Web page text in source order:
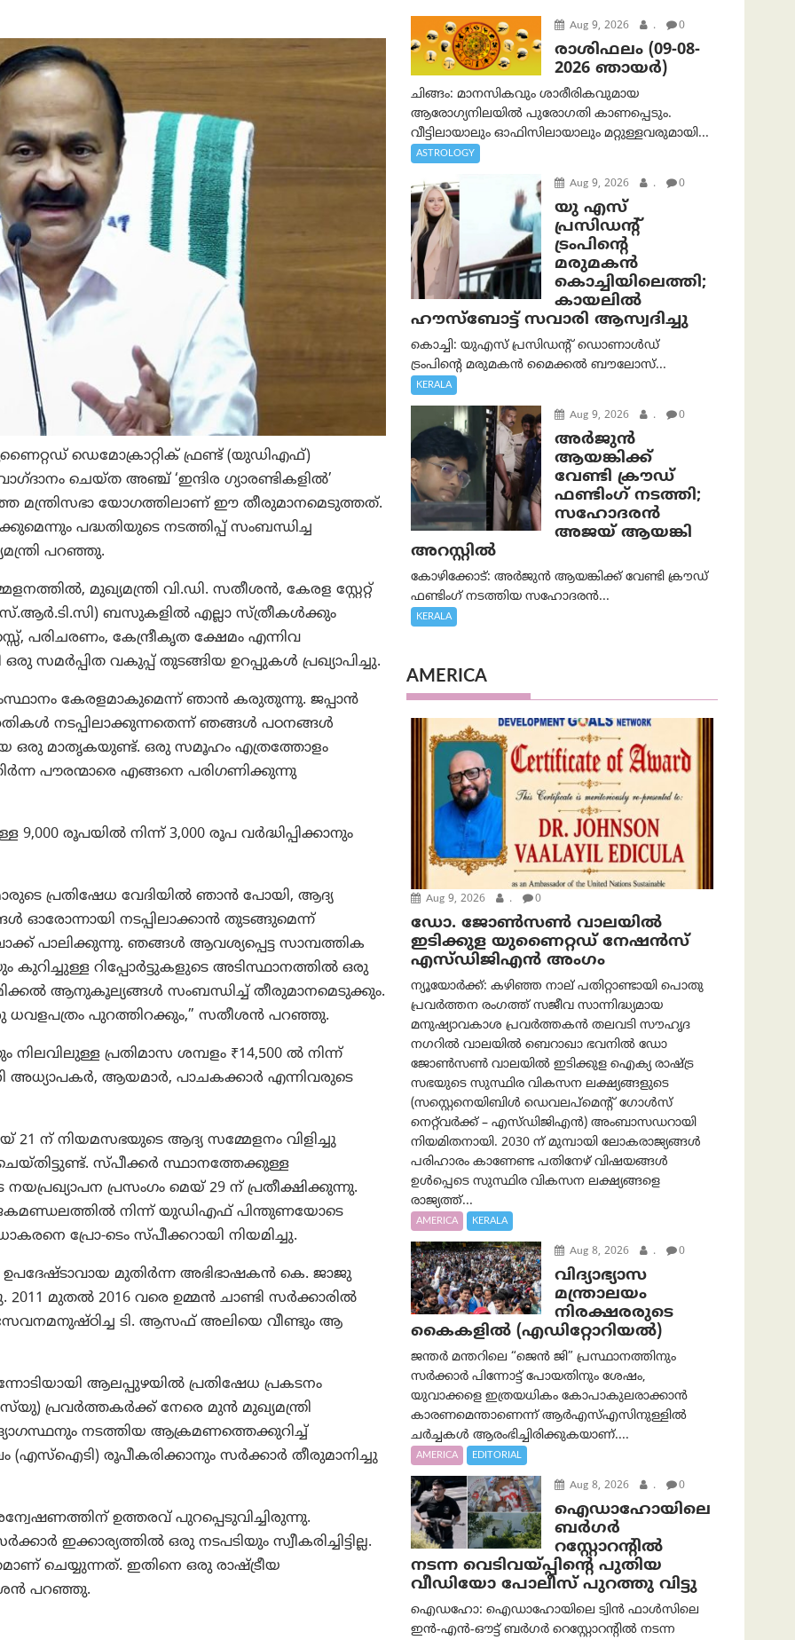
ഡെമോക്രാറ്റിക് ഫ്രണ്ട് (യുഡിഎഫ്)
ചെയ്ത അഞ്ച് ‘ഇന്ദിര ഗ്യാരണ്ടികളില്‍’
മന്ത്രിസഭാ യോഗത്തിലാണ് ഈ തീരുമാനമെടുത്തത്.
പദ്ധതിയുടെ നടത്തിപ്പ് സംബന്ധിച്ച
പറഞ്ഞു.
മുഖ്യമന്ത്രി വി.ഡി. സതീശൻ, കേരള സ്റ്റേറ്റ്
ബസുകളിൽ എല്ലാ സ്ത്രീകൾക്കും
കേന്ദ്രീകൃത ക്ഷേമം എന്നിവ
ഒരു സമർപ്പിത വകുപ്പ് തുടങ്ങിയ ഉറപ്പുകൾ പ്രഖ്യാപിച്ചു.
കേരളമാകുമെന്ന് ഞാൻ കരുതുന്നു. ജപ്പാൻ
നടപ്പിലാക്കുന്നതെന്ന് ഞങ്ങൾ പഠനങ്ങൾ
ഒരു മാതൃകയുണ്ട്. ഒരു സമൂഹം എത്രത്തോളം
പൗരന്മാരെ എങ്ങനെ പരിഗണിക്കുന്നു
രൂപയിൽ നിന്ന് 3,000 രൂപ വർദ്ധിപ്പിക്കാനും
പ്രതിഷേധ വേദിയിൽ ഞാൻ പോയി, ആദ്യ
നടപ്പിലാക്കാൻ തുടങ്ങുമെന്ന്
പാലിക്കുന്നു. ഞങ്ങൾ ആവശ്യപ്പെട്ട സാമ്പത്തിക
റിപ്പോർട്ടുകളുടെ അടിസ്ഥാനത്തിൽ ഒരു
ആനുകൂല്യങ്ങൾ സംബന്ധിച്ച് തീരുമാനമെടുക്കും.
ധവളപത്രം പുറത്തിറക്കും,” സതീശൻ പറഞ്ഞു.
പ്രതിമാസ ശമ്പളം ₹14,500 ൽ നിന്ന്
അധ്യാപകർ, ആയമാർ, പാചകക്കാർ എന്നിവരുടെ
ന് നിയമസഭയുടെ ആദ്യ സമ്മേളനം വിളിച്ചു
സ്പീക്കർ സ്ഥാനത്തേക്കുള്ള
പ്രസംഗം മെയ് 29 ന് പ്രതീക്ഷിക്കുന്നു.
നിന്ന് യുഡിഎഫ് പിന്തുണയോടെ
പ്രോ-ടെം സ്പീക്കറായി നിയമിച്ചു.
മുതിർന്ന അഭിഭാഷകൻ കെ. ജാജു
മുതൽ 2016 വരെ ഉമ്മൻ ചാണ്ടി സർക്കാരിൽ
ടി. ആസഫ് അലിയെ വീണ്ടും ആ
ആലപ്പുഴയിൽ പ്രതിഷേധ പ്രകടനം
പ്രവർത്തകർക്ക് നേരെ മുൻ മുഖ്യമന്ത്രി
നടത്തിയ ആക്രമണത്തെക്കുറിച്ച്
രൂപീകരിക്കാനും സർക്കാർ തീരുമാനിച്ചു
ഉത്തരവ് പുറപ്പെടുവിച്ചിരുന്നു.
ഇക്കാര്യത്തിൽ ഒരു നടപടിയും സ്വീകരിച്ചിട്ടില്ല.
ചെയ്യുന്നത്. ഇതിനെ ഒരു രാഷ്ട്രീയ
പറഞ്ഞു.
Aug 9, 2026 . 0
രാശിഫലം (09-08-
2026 ഞായര്‍)
ചിങ്ങം: മാനസികവും ശാരീരികവുമായ
ആരോഗ്യനിലയിൽ പുരോഗതി കാണപ്പെടും.
വീട്ടിലായാലും ഓഫിസിലായാലും മറ്റുള്ളവരുമായി...
ASTROLOGY
Aug 9, 2026 . 0
യു എസ്
പ്രസിഡന്റ്
ട്രംപിന്റെ
മരുമകൻ
കൊച്ചിയിലെത്തി;
കായലിൽ
ഹൗസ്ബോട്ട് സവാരി ആസ്വദിച്ചു
കൊച്ചി: യുഎസ് പ്രസിഡന്റ് ഡൊണാൾഡ്
ട്രംപിന്റെ മരുമകൻ മൈക്കൽ ബൗലോസ്...
KERALA
Aug 9, 2026 . 0
അർജുൻ
ആയങ്കിക്ക്
വേണ്ടി ക്രൗഡ്
ഫണ്ടിംഗ് നടത്തി;
സഹോദരന്‍
അജയ് ആയങ്കി
അറസ്റ്റിൽ
കോഴിക്കോട്: അർജുൻ ആയങ്കിക്ക് വേണ്ടി ക്രൗഡ്
ഫണ്ടിംഗ് നടത്തിയ സഹോദരന്‍...
KERALA
AMERICA
Aug 9, 2026 . 0
ഡോ. ജോൺസൺ വാലയിൽ
ഇടിക്കുള യുണൈറ്റഡ് നേഷൻസ്
എസ്ഡിജിഎൻ അംഗം
ന്യൂയോര്‍ക്ക്: കഴിഞ്ഞ നാല് പതിറ്റാണ്ടായി പൊതു
പ്രവർത്തന രംഗത്ത് സജീവ സാന്നിദ്ധ്യമായ
മനുഷ്യാവകാശ പ്രവർത്തകൻ തലവടി സൗഹൃദ
നഗറിൽ വാലയിൽ ബെറാഖാ ഭവനിൽ ഡോ
ജോൺസൺ വാലയിൽ ഇടിക്കുള ഐക്യ രാഷ്ട്ര
സഭയുടെ സുസ്ഥിര വികസന ലക്ഷ്യങ്ങളുടെ
(സസ്റ്റെനെയിബിൾ ഡെവലപ്‌മെന്റ് ഗോൾസ്
നെറ്റ്‌വർക്ക് – എസ്ഡിജിഎൻ) അംബാസഡറായി
നിയമിതനായി. 2030 ന് മുമ്പായി ലോകരാജ്യങ്ങൾ
പരിഹാരം കാണേണ്ട പതിനേഴ് വിഷയങ്ങൾ
ഉൾപ്പെടെ സുസ്ഥിര വികസന ലക്ഷ്യങ്ങളെ
രാജ്യത്ത്...
AMERICA KERALA
Aug 8, 2026 . 0
വിദ്യാഭ്യാസ
മന്ത്രാലയം
നിരക്ഷരരുടെ
കൈകളിൽ (എഡിറ്റോറിയല്‍)
ജന്തർ മന്തറിലെ “ജെൻ ജി” പ്രസ്ഥാനത്തിനും
സർക്കാർ പിന്നോട്ട് പോയതിനും ശേഷം,
യുവാക്കളെ ഇത്രയധികം കോപാകുലരാക്കാൻ
കാരണമെന്താണെന്ന് ആർ‌എസ്‌എസിനുള്ളിൽ
ചർച്ചകൾ ആരംഭിച്ചിരിക്കുകയാണ്....
AMERICA EDITORIAL
Aug 8, 2026 . 0
ഐഡാഹോയിലെ
ബർഗർ
റസ്റ്റോറന്റിൽ
നടന്ന വെടിവയ്പ്പിന്റെ പുതിയ
വീഡിയോ പോലീസ് പുറത്തു വിട്ടു
ഐഡഹോ: ഐഡാഹോയിലെ ട്വിൻ ഫാൾസിലെ
ഇൻ-എൻ-ഔട്ട് ബർഗർ റെസ്റ്റോറന്റിൽ നടന്ന